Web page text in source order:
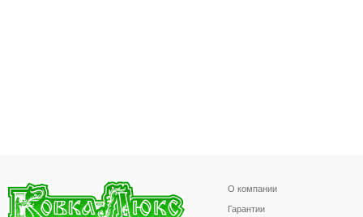
О компании
Гарантии